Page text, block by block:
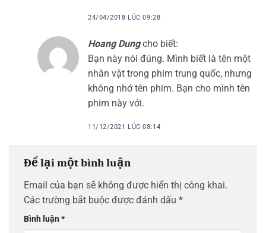
24/04/2018 LÚC 09:28
Hoang Dung cho biết:
Bạn này nói đúng. Mình biết là tên một
nhân vật trong phim trung quốc, nhưng
không nhớ tên phim. Bạn cho mình tên
phim này với.
11/12/2021 LÚC 08:14
Để lại một bình luận
Email của bạn sẽ không được hiển thị công khai.
Các trường bắt buộc được đánh dấu *
Bình luận*